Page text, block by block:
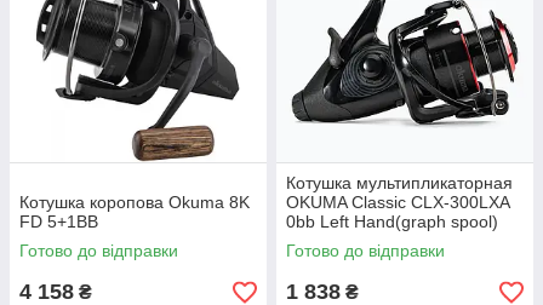
Котушка коропова Okuma 8K
FD 5+1BB
Готово до відправки
4 158 ₴
Котушка мультипликаторная
OKUMA Classic CLX-300LXA
0bb Left Hand(graph spool)
Готово до відправки
1 838 ₴